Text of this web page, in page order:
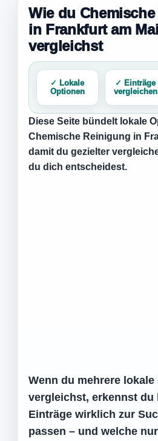
Wie du
in Frankfurt am
vergleichst
✓ Lokale
Optionen
✓ Einträge
vergleichen
Diese Seite bündelt lokale
Chemische Reinigung in
damit du gezielter
du dich entscheidest.
Wenn du mehrere lokale
vergleichst, erkennst du
Einträge wirklich zur
passen – und welche